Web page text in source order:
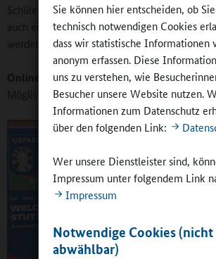
Sie können hier entscheiden, ob
technisch notwendigen Cookies
dass wir statistische Informationen
anonym erfassen. Diese
uns zu verstehen, wie
Besucher unsere Website nutzen.
Informationen zum Datenschutz
über den folgenden Link:
Wer unsere Dienstleister sind,
Impressum unter folgendem Link
Impressum
Notwendige Cookies (nicht
abwählbar)
Schülerinnen und Schüler von den sie
auch einmal aus ganz anderer Perspektive
werden überhaupt erst sichtbar.
Online-Redaktion:Das erfordert aber
Möglichkeit zur Kommunikation.